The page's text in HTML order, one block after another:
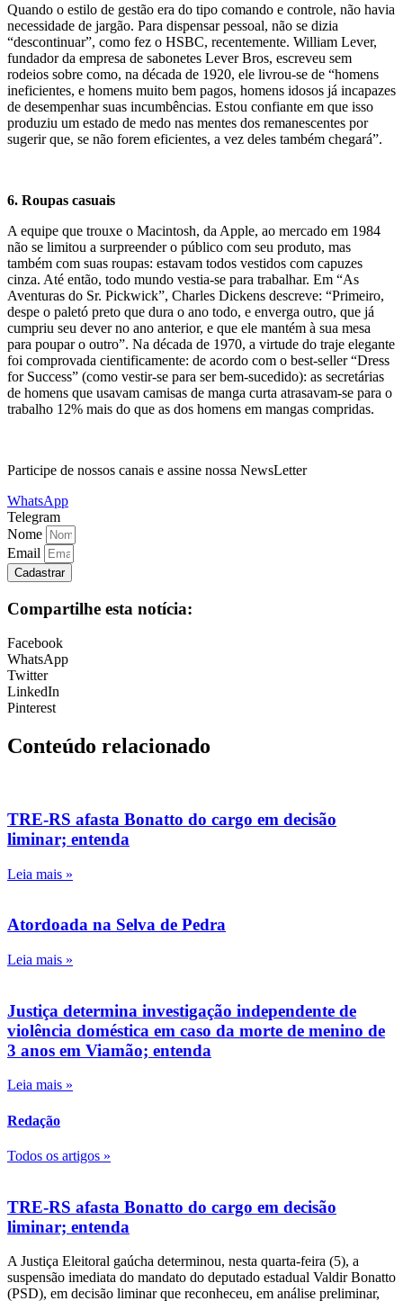
Quando o estilo de gestão era do tipo comando e controle, não havia
necessidade de jargão. Para dispensar pessoal, não se dizia
“descontinuar”, como fez o HSBC, recentemente. William Lever,
fundador da empresa de sabonetes Lever Bros, escreveu sem
rodeios sobre como, na década de 1920, ele livrou-se de “homens
ineficientes, e homens muito bem pagos, homens idosos já incapazes
de desempenhar suas incumbências. Estou confiante em que isso
produziu um estado de medo nas mentes dos remanescentes por
sugerir que, se não forem eficientes, a vez deles também chegará”.
6. Roupas casuais
A equipe que trouxe o Macintosh, da Apple, ao mercado em 1984
não se limitou a surpreender o público com seu produto, mas
também com suas roupas: estavam todos vestidos com capuzes
cinza. Até então, todo mundo vestia-se para trabalhar. Em “As
Aventuras do Sr. Pickwick”, Charles Dickens descreve: “Primeiro,
despe o paletó preto que dura o ano todo, e enverga outro, que já
cumpriu seu dever no ano anterior, e que ele mantém à sua mesa
para poupar o outro”. Na década de 1970, a virtude do traje elegante
foi comprovada cientificamente: de acordo com o best-seller “Dress
for Success” (como vestir-se para ser bem-sucedido): as secretárias
de homens que usavam camisas de manga curta atrasavam-se para o
trabalho 12% mais do que as dos homens em mangas compridas.
Participe de nossos canais e assine nossa NewsLetter
WhatsApp
Telegram
Nome
Email
Cadastrar
Compartilhe esta notícia:
Facebook
WhatsApp
Twitter
LinkedIn
Pinterest
Conteúdo relacionado
TRE-RS afasta Bonatto do cargo em decisão
liminar; entenda
Leia mais »
Atordoada na Selva de Pedra
Leia mais »
Justiça determina investigação independente de
violência doméstica em caso da morte de menino de
3 anos em Viamão; entenda
Leia mais »
Redação
Todos os artigos »
TRE-RS afasta Bonatto do cargo em decisão
liminar; entenda
A Justiça Eleitoral gaúcha determinou, nesta quarta-feira (5), a
suspensão imediata do mandato do deputado estadual Valdir Bonatto
(PSD), em decisão liminar que reconheceu, em análise preliminar,